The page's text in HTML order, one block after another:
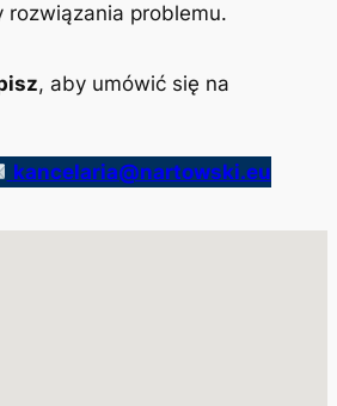
rozwiązania problemu.
, aby umówić się na
kancelaria@nartowski.eu